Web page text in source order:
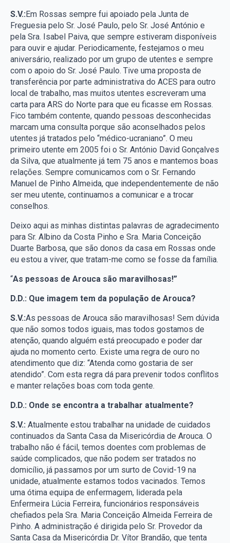
S.V.:Em Rossas sempre fui apoiado pela Junta de
Freguesia pelo Sr. José Paulo, pelo Sr. José António e
pela Sra. Isabel Paiva, que sempre estiveram disponíveis
para ouvir e ajudar. Periodicamente, festejamos o meu
aniversário, realizado por um grupo de utentes e sempre
com o apoio do Sr. José Paulo. Tive uma proposta de
transferência por parte administrativa do ACES para outro
local de trabalho, mas muitos utentes escreveram uma
carta para ARS do Norte para que eu ficasse em Rossas.
Fico também contente, quando pessoas desconhecidas
marcam uma consulta porque são aconselhados pelos
utentes já tratados pelo “médico-ucraniano”. O meu
primeiro utente em 2005 foi o Sr. António David Gonçalves
da Silva, que atualmente já tem 75 anos e mantemos boas
relações. Sempre comunicamos com o Sr. Fernando
Manuel de Pinho Almeida, que independentemente de não
ser meu utente, continuamos a comunicar e a trocar
conselhos.
Deixo aqui as minhas distintas palavras de agradecimento
para Sr. Albino da Costa Pinho e Sra. Maria Conceição
Duarte Barbosa, que são donos da casa em Rossas onde
eu estou a viver, que tratam-me como se fosse da família.
“As pessoas de Arouca são maravilhosas!”
D.D.: Que imagem tem da população de Arouca?
S.V.:As pessoas de Arouca são maravilhosas! Sem dúvida
que não somos todos iguais, mas todos gostamos de
atenção, quando alguém está preocupado e poder dar
ajuda no momento certo. Existe uma regra de ouro no
atendimento que diz: “Atenda como gostaria de ser
atendido”. Com esta regra dá para prevenir todos conflitos
e manter relações boas com toda gente.
D.D.: Onde se encontra a trabalhar atualmente?
S.V.: Atualmente estou trabalhar na unidade de cuidados
continuados da Santa Casa da Misericórdia de Arouca. O
trabalho não é fácil, temos doentes com problemas de
saúde complicados, que não podem ser tratados no
domicílio, já passamos por um surto de Covid-19 na
unidade, atualmente estamos todos vacinados. Temos
uma ótima equipa de enfermagem, liderada pela
Enfermeira Lúcia Ferreira, funcionários responsáveis
chefiados pela Sra. Maria Conceição Almeida Ferreira de
Pinho. A administração é dirigida pelo Sr. Provedor da
Santa Casa da Misericórdia Dr. Vítor Brandão, que tenta